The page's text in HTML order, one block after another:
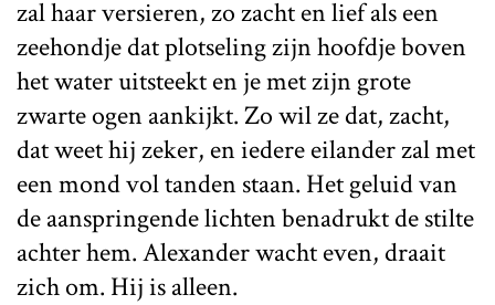
zal haar versieren, zo zacht en lief als een
zeehondje dat plotseling zijn hoofdje boven
het water uitsteekt en je met zijn grote
zwarte ogen aankijkt. Zo wil ze dat, zacht,
dat weet hij zeker, en iedere eilander zal met
een mond vol tanden staan. Het geluid van
de aanspringende lichten benadrukt de stilte
achter hem. Alexander wacht even, draait
zich om. Hij is alleen.